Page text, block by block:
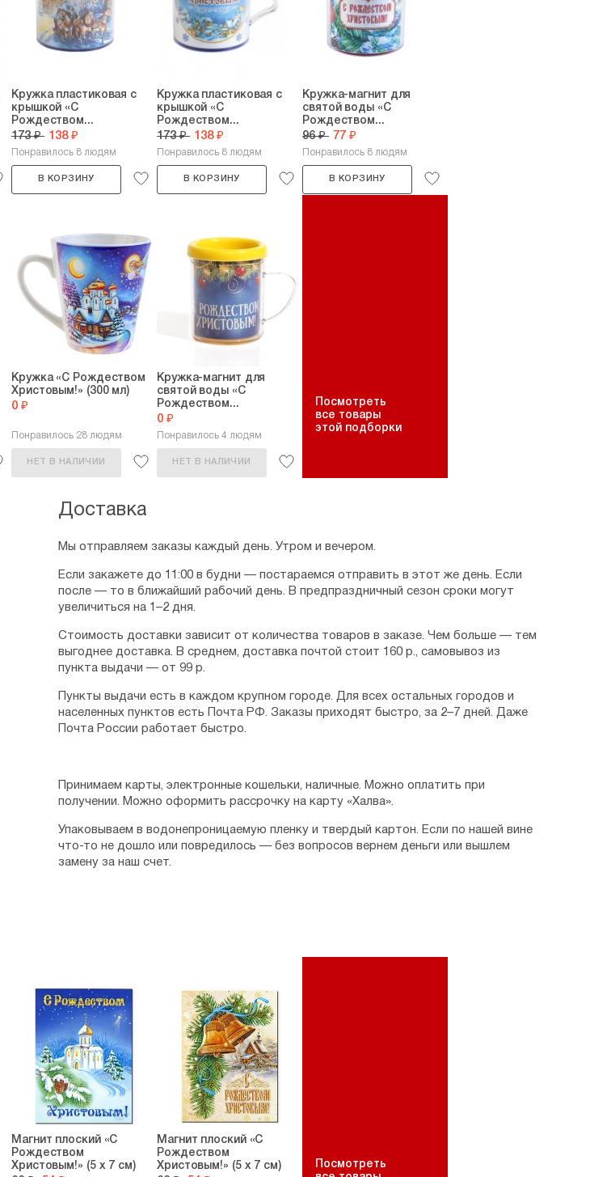
Кружка пластиковая с
крышкой «С
Рождеством...
173 ₽ 138 ₽
Понравилось 8 людям
В КОРЗИНУ
Кружка пластиковая с
крышкой «С
Рождеством...
173 ₽ 138 ₽
Понравилось 8 людям
В КОРЗИНУ
Кружка-магнит для
святой воды «С
Рождеством...
96 ₽ 77 ₽
Понравилось 8 людям
В КОРЗИНУ
Кружка «С Рождеством
Христовым!» (300 мл)
0 ₽
Понравилось 28 людям
НЕТ В НАЛИЧИИ
Кружка-магнит для
святой воды «С
Рождеством...
0 ₽
Понравилось 4 людям
НЕТ В НАЛИЧИИ
Посмотреть
все товары
этой подборки
Доставка
Мы отправляем заказы каждый день. Утром и вечером.
Если закажете до 11:00 в будни — постараемся отправить в этот же день. Если
после — то в ближайший рабочий день. В предпраздничный сезон сроки могут
увеличиться на 1–2 дня.
Стоимость доставки зависит от количества товаров в заказе. Чем больше — тем
выгоднее доставка. В среднем, доставка почтой стоит 160 р., самовывоз из
пункта выдачи — от 99 р.
Пункты выдачи есть в каждом крупном городе. Для всех остальных городов и
населенных пунктов есть Почта РФ. Заказы приходят быстро, за 2–7 дней. Даже
Почта России работает быстро.
Принимаем карты, электронные кошельки, наличные. Можно оплатить при
получении. Можно оформить рассрочку на карту «Халва».
Упаковываем в водонепроницаемую пленку и твердый картон. Если по нашей вине
что-то не дошло или повредилось — без вопросов вернем деньги или вышлем
замену за наш счет.
Магнит плоский «С
Рождеством
Христовым!» (5 х 7 см)
Магнит плоский «С
Рождеством
Христовым!» (5 х 7 см)
Посмотреть